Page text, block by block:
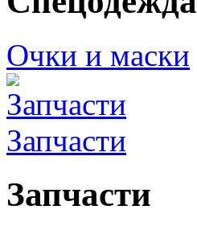
Очки и маски
Запчасти
Запчасти